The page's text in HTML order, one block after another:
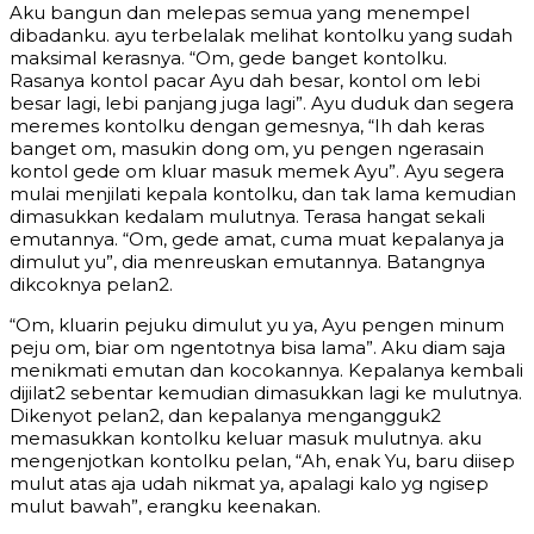
Aku bangun dan melepas semua yang menempel
dibadanku. ayu terbelalak melihat kontolku yang sudah
maksimal kerasnya. “Om, gede banget kontolku.
Rasanya kontol pacar Ayu dah besar, kontol om lebi
besar lagi, lebi panjang juga lagi”. Ayu duduk dan segera
meremes kontolku dengan gemesnya, “Ih dah keras
banget om, masukin dong om, yu pengen ngerasain
kontol gede om kluar masuk memek Ayu”. Ayu segera
mulai menjilati kepala kontolku, dan tak lama kemudian
dimasukkan kedalam mulutnya. Terasa hangat sekali
emutannya. “Om, gede amat, cuma muat kepalanya ja
dimulut yu”, dia menreuskan emutannya. Batangnya
dikcoknya pelan2.
“Om, kluarin pejuku dimulut yu ya, Ayu pengen minum
peju om, biar om ngentotnya bisa lama”. Aku diam saja
menikmati emutan dan kocokannya. Kepalanya kembali
dijilat2 sebentar kemudian dimasukkan lagi ke mulutnya.
Dikenyot pelan2, dan kepalanya mengangguk2
memasukkan kontolku keluar masuk mulutnya. aku
mengenjotkan kontolku pelan, “Ah, enak Yu, baru diisep
mulut atas aja udah nikmat ya, apalagi kalo yg ngisep
mulut bawah”, erangku keenakan.